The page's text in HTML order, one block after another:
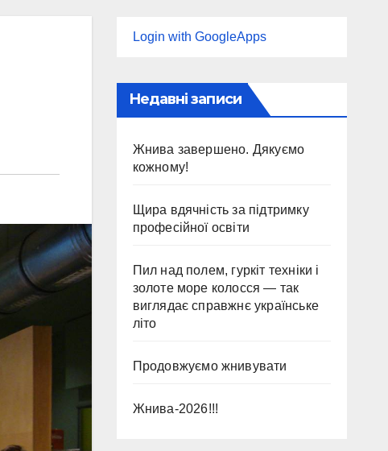
Login with GoogleApps
Недавні записи
Жнива завершено. Дякуємо
кожному!
Щира вдячність за підтримку
професійної освіти
Пил над полем, гуркіт техніки і
золоте море колосся — так
виглядає справжнє українське
літо
Продовжуємо жнивувати
Жнива-2026!!!